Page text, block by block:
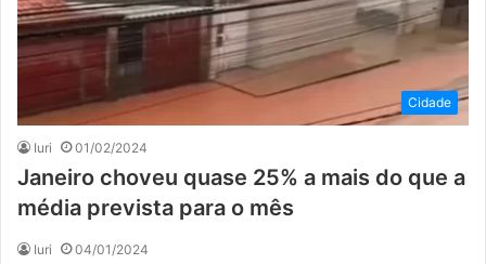
Cidade
Iuri 01/02/2024
Janeiro choveu quase 25% a mais do que a
média prevista para o mês
Iuri 04/01/2024